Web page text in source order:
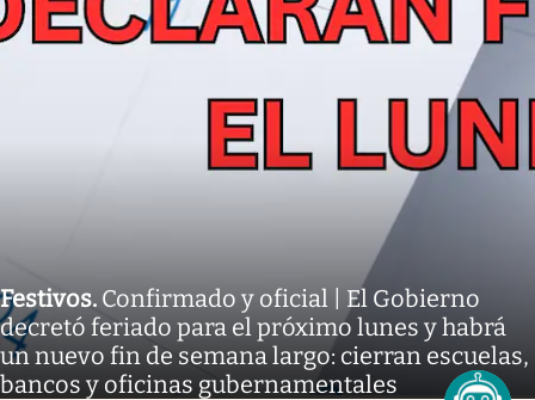
Festivos. Confirmado y oficial | El Gobierno
decretó feriado para el próximo lunes y habrá
un nuevo fin de semana largo: cierran escuelas,
bancos y oficinas gubernamentales